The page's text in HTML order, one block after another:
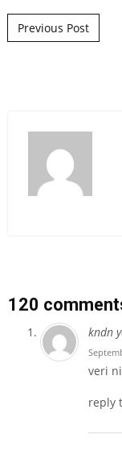
Post
Previous Post
120
kndn
veri
reply